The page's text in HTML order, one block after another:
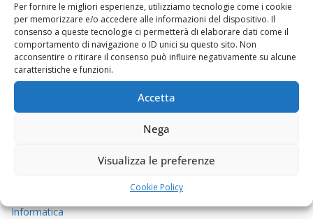
Per fornire le migliori esperienze, utilizziamo tecnologie come i cookie
per memorizzare e/o accedere alle informazioni del dispositivo. Il
consenso a queste tecnologie ci permetterà di elaborare dati come il
comportamento di navigazione o ID unici su questo sito. Non
acconsentire o ritirare il consenso può influire negativamente su alcune
caratteristiche e funzioni.
Accetta
Nega
Visualizza le preferenze
Cookie Policy
Argomenti
Chi sono
Come contattarmi
La buona cucina
Informatica